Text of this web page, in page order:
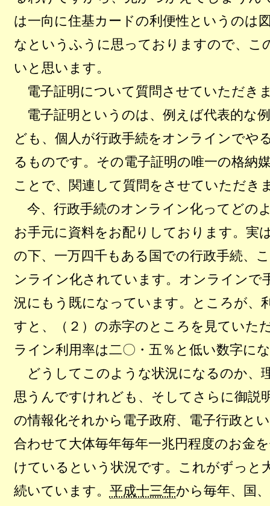
は一向に住基カードの利便性というのは
なというふうに思っておりますので、こ
いと思います。
電子証明について質問させていただき
電子証明というのは、例えば代表的な
ども、個人が行政手続をオンラインでや
るものです。その電子証明の唯一の格納
ことで、関連して質問をさせていただき
今、行政手続のオンライン化ってどの
お手元に資料をお配りしております。実
の下、一万四千もある国での行政手続、
ンライン化されています。オンラインで
況にもう既になっています。ところが、
すと、（２）の赤字のところを見ていた
ライン利用率は二〇・五％と低い数字に
どうしてこのような状況になるのか、
思うんですけれども、そしてさらに御説
の情報化それから電子政府、電子行政と
合わせて大体毎年毎年一兆円程度のお金
けているという状況です。これがずっと
続いています。 平成十三年から毎年、国